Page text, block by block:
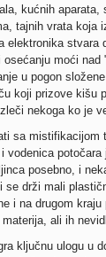
kućnih aparata,
tajnih vrata koja
elektronika stvara
moći
u pogon
koji prizove kišu
nekoga ko je
sa
vodenica
posebno, i
se drži mali
i na drugom
ali ih
ključnu ulogu u